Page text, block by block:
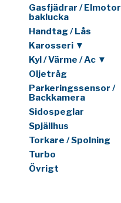
Gasfjädrar / Elmotor
baklucka
Handtag / Lås
Karosseri ▼
Kyl / Värme / Ac ▼
Oljetråg
Parkeringssensor /
Backkamera
Sidospeglar
Spjällhus
Torkare / Spolning
Turbo
Övrigt